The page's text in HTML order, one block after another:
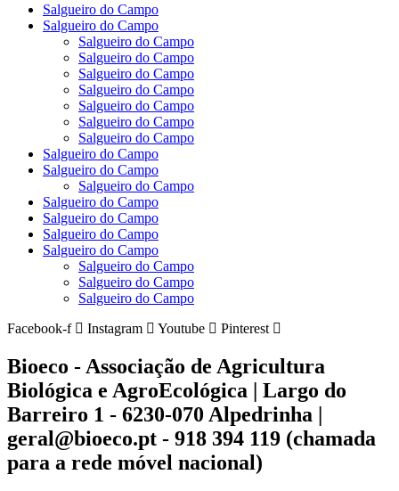
Salgueiro do Campo
Salgueiro do Campo
Salgueiro do Campo
Salgueiro do Campo
Salgueiro do Campo
Salgueiro do Campo
Salgueiro do Campo
Salgueiro do Campo
Salgueiro do Campo
Salgueiro do Campo
Salgueiro do Campo
Salgueiro do Campo
Salgueiro do Campo
Salgueiro do Campo
Salgueiro do Campo
Salgueiro do Campo
Salgueiro do Campo
Salgueiro do Campo
Salgueiro do Campo
Facebook-f
Instagram Youtube Pinterest
Bioeco - Associação de Agricultura
Biológica e AgroEcológica | Largo do
Barreiro 1 - 6230-070 Alpedrinha |
geral@bioeco.pt - 918 394 119 (chamada
para a rede móvel nacional)